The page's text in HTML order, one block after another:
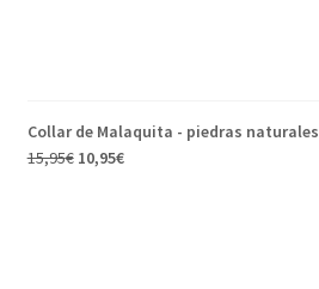
Collar de Malaquita - piedras naturales
15,95€ 10,95€